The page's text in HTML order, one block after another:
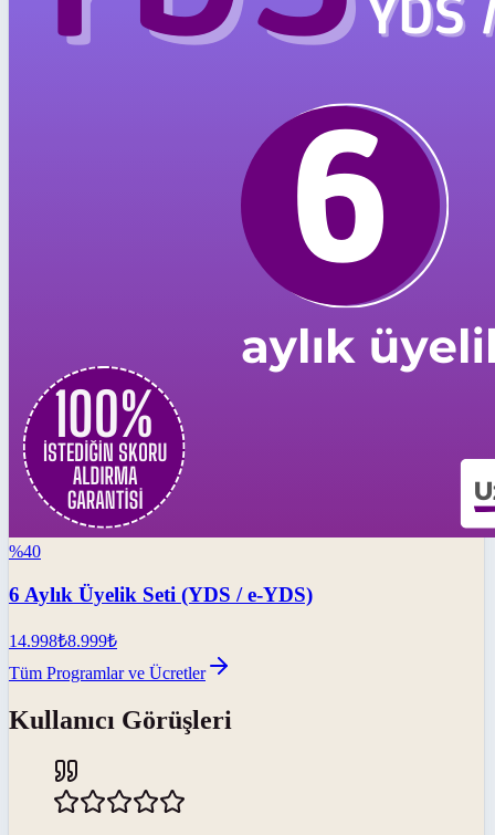
%40
6 Aylık Üyelik Seti (YDS / e-YDS)
14.998₺8.999₺
Tüm Programlar ve Ücretler
Kullanıcı Görüşleri